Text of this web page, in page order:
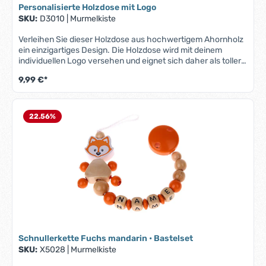
Personalisierte Holzdose mit Logo
SKU: D3010 Murmelkiste
Verleihen Sie dieser Holzdose aus hochwertigem Ahornholz
ein einzigartiges Design. Die Holzdose wird mit deinem
individuellen Logo versehen und eignet sich daher als toller
natürliche Optik durch hochwertiges AhornholzIndividuelles
Logo: Ihr persönliches Logo wird präzise auf die Oberfläche
personalisierte GeschenkeMaße: Durchmesser: 4cm und
Höhe: 4,6cmDein Logo kannst du uns per E-Mail an:
info@murmelkiste.de senden.
9,99 €*
22.56%
Schnullerkette Fuchs mandarin • Bastelset
SKU: X5028 Murmelkiste